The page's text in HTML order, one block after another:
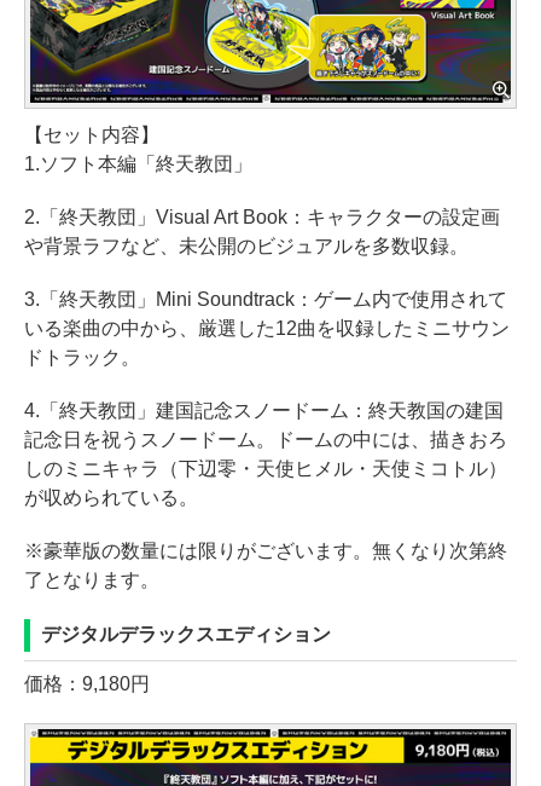
【セット内容】
1.ソフト本編「終天教団」
2.「終天教団」Visual Art Book：キャラクターの設定画
や背景ラフなど、未公開のビジュアルを多数収録。
3.「終天教団」Mini Soundtrack：ゲーム内で使用されて
いる楽曲の中から、厳選した12曲を収録したミニサウン
ドトラック。
4.「終天教団」建国記念スノードーム：終天教国の建国
記念日を祝うスノードーム。ドームの中には、描きおろ
しのミニキャラ（下辺零・天使ヒメル・天使ミコトル）
が収められている。
※豪華版の数量には限りがございます。無くなり次第終
了となります。
デジタルデラックスエディション
価格：9,180円